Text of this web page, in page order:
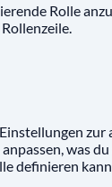
Rolle
zur
was
definieren